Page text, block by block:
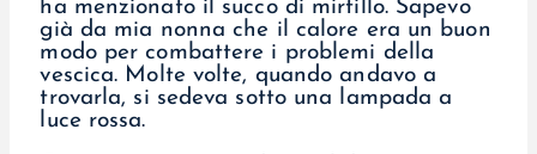
ha menzionato il succo di mirtillo. Sapevo
già da mia nonna che il calore era un buon
modo per combattere i problemi della
vescica. Molte volte, quando andavo a
trovarla, si sedeva sotto una lampada a
luce rossa.